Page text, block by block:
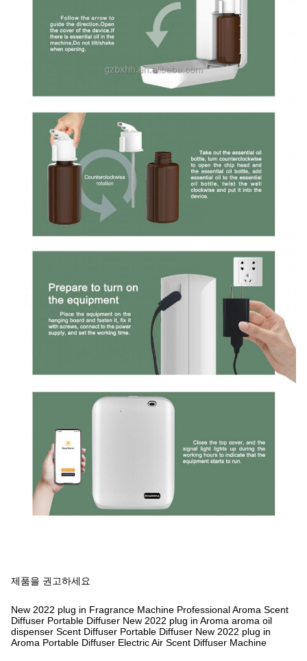
제품을 권고하세요
New 2022 plug in Fragrance Machine Professional Aroma Scent
Diffuser Portable Diffuser New 2022 plug in Aroma aroma oil
dispenser Scent Diffuser Portable Diffuser New 2022 plug in
Aroma Portable Diffuser Electric Air Scent Diffuser Machine